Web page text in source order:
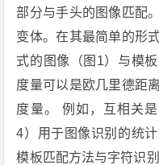
部分与手头的图像匹配
变体。在其最简单的形
式的图像（图1）与模
度量可以是欧几里德距
度量。 例如，互相关
4）用于图像识别的统
模板匹配方法与字符识